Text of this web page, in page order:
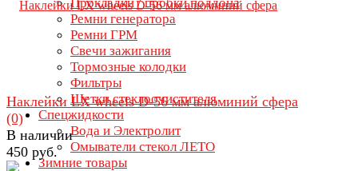
Ремни генератора
Ремни ГРМ
Свечи зажигания
Тормозные колодки
Фильтры
Щетки стеклоочистителя
Спецжидкости
Вода и Электролит
Омыватели стекол ЛЕТО
Зимние товары
Наклейки LX wheels D-56 мм алюминий сфера
(0)
В наличии
450 руб.